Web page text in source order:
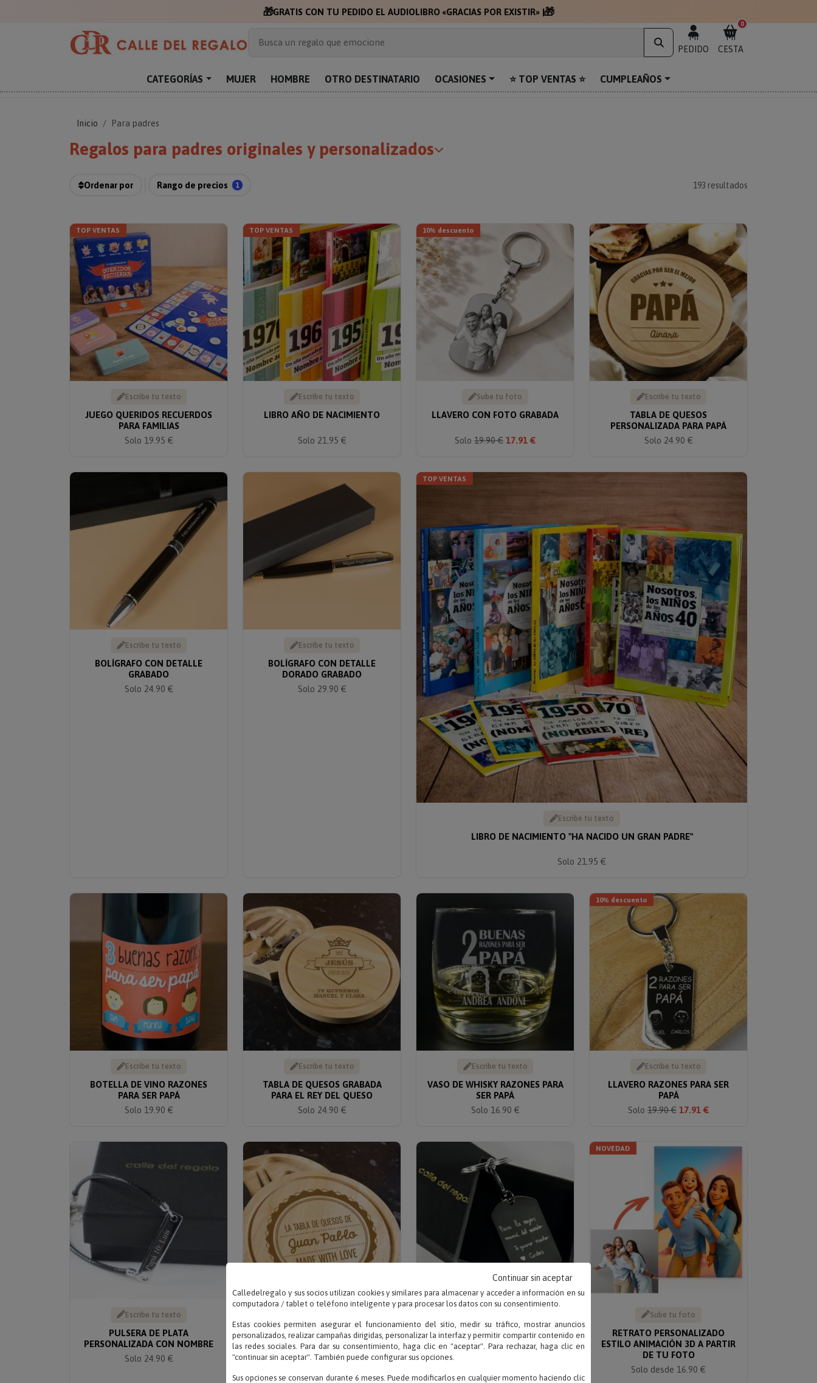
🎁 GRATIS C 🎁
Busca un regalo que emocione
Regalos personalizados para sorprender
MI
PEDIDO
0
MI
CESTA
CATEGORÍAS MUJER HOMBRE OTRO DESTINATARIO OCASIONES ⭐ TOP VENTAS ⭐ CUMPLEAÑOS
Inicio Para padres
Regalos para padres originales y personalizados
Ordenar por Rango de precios 1 193 resultados
TOP VENTAS
Escribe tu texto
JUEGO QUERIDOS RECUERDOS
PARA FAMILIAS
Solo 19.95 €
TOP VENTAS
Escribe tu texto
LIBRO AÑO DE NACIMIENTO
Solo 21.95 €
10% descuento
Sube tu foto
LLAVERO CON FOTO GRABADA
Solo 19.90 € 17.91 €
Escribe tu texto
TABLA DE QUESOS
PERSONALIZADA PARA PAPÁ
Solo 24.90 €
Escribe tu texto
BOLÍGRAFO CON DETALLE
GRABADO
Solo 24.90 €
Escribe tu texto
BOLÍGRAFO CON DETALLE
DORADO GRABADO
Solo 29.90 €
TOP VENTAS
Escribe tu texto
LIBRO DE NACIMIENTO "HA NACIDO UN GRAN PADRE"
Solo 21.95 €
Escribe tu texto
BOTELLA DE VINO RAZONES
PARA SER PAPÁ
Solo 19.90 €
Escribe tu texto
TABLA DE QUESOS GRABADA
PARA EL REY DEL QUESO
Solo 24.90 €
Escribe tu texto
VASO DE WHISKY RAZONES PARA
SER PAPÁ
Solo 16.90 €
10% descuento
Escribe tu texto
LLAVERO RAZONES PARA SER
PAPÁ
Solo 19.90 € 17.91 €
Escribe tu texto
PULSERA DE PLATA
PERSONALIZADA CON NOMBRE
Solo 24.90 €
TABLA DE QUESOS
PERSONALIZADA MADE WITH
LOVE
LLAVERO CON TU LETRA
GRABADA
NOVEDAD
Sube tu foto
RETRATO PERSONALIZADO
ESTILO ANIMACIÓN 3D A PARTIR
DE TU FOTO
Solo desde 16.90 €
Calledelregalo y sus socios utilizan cookies y similares para almacenar y acceder a información en su
computadora / tablet o teléfono inteligente y para procesar los datos con su consentimiento.
Estas cookies permiten asegurar el funcionamiento del sitio, medir su tráfico, mostrar anuncios
personalizados, realizar campañas dirigidas, personalizar la interfaz y permitir compartir contenido en
las redes sociales. Para dar su consentimiento, haga clic en "aceptar". Para rechazar, haga clic en
"continuar sin aceptar". También puede configurar sus opciones.
Sus opciones se conservan durante 6 meses. Puede modificarlos en cualquier momento haciendo clic
Continuar sin aceptar